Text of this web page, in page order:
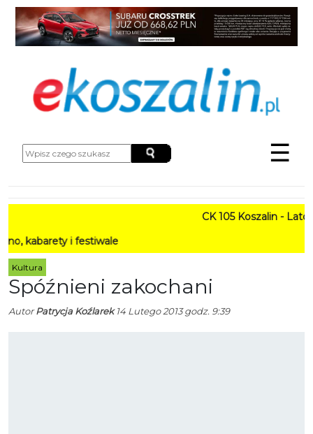
☰
CK 105 Koszalin - Lato w
i festiwale
Kultura
Spóźnieni zakochani
AutorPatrycja Koźlarek14 Lutego 2013 godz. 9:39